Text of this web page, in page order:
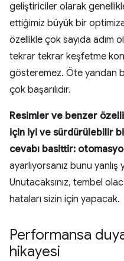
geliştiriciler olarak
ettiğimiz büyük bir
özellikle çok sayıda adım
tekrar tekrar keşfetme
gösteremez. Öte yandan
çok başarılıdır.
Resimler ve benzer
için iyi ve sürdürülebilir
cevabı basittir:
ayarlıyorsanız bunu
Unutacaksınız, tembel
hataları sizin için yapacak.
Performansa
hikayesi